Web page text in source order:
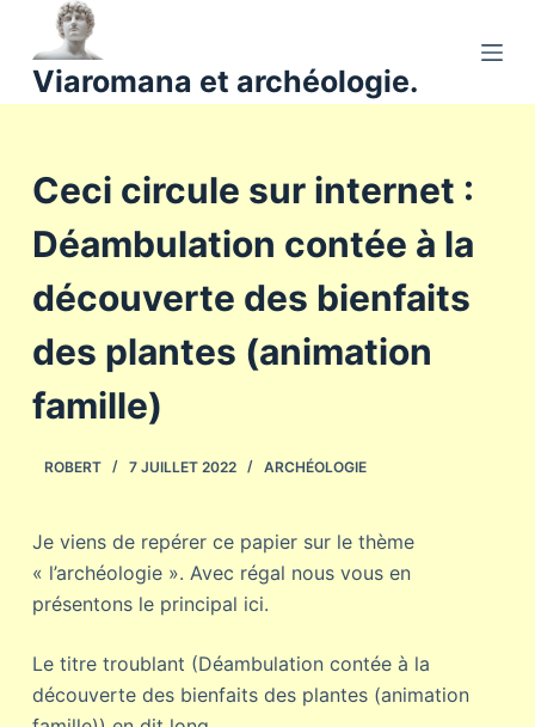
a
o
e
Viaromana et archéologie.
Ceci circule sur internet :
Déambulation contée à la
découverte des bienfaits
des plantes (animation
famille)
ROBERT 7 JUILLET 2022 ARCHÉOLOGIE
Je viens de repérer ce papier sur le thème
« l’archéologie ». Avec régal nous vous en
présentons le principal ici.
Le titre troublant (Déambulation contée à la
découverte des bienfaits des plantes (animation